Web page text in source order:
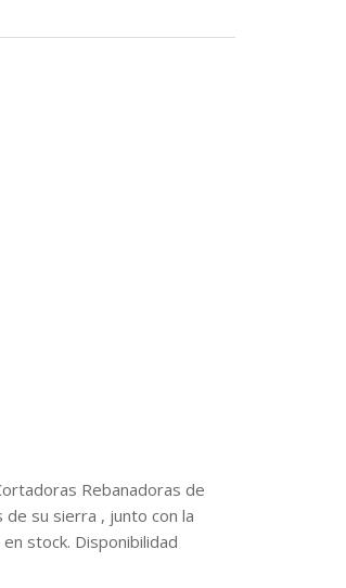
Rebanadoras de
su sierra , junto con la
stock. Disponibilidad